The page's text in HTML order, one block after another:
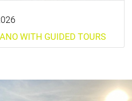
WITH GUIDED TOURS